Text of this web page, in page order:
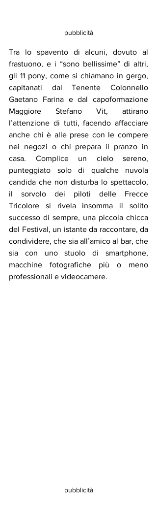
pubblicità
Tra lo spavento di alcuni, dovuto al
frastuono, e i “sono bellissime” di altri,
gli 11 pony, come si chiamano in gergo,
capitanati dal Tenente Colonnello
Gaetano Farina e dal capoformazione
Maggiore Stefano Vit, attirano
l’attenzione di tutti, facendo affacciare
anche chi è alle prese con le compere
nei negozi o chi prepara il pranzo in
casa. Complice un cielo sereno,
punteggiato solo di qualche nuvola
candida che non disturba lo spettacolo,
il sorvolo dei piloti delle Frecce
Tricolore si rivela insomma il solito
successo di sempre, una piccola chicca
del Festival, un istante da raccontare, da
condividere, che sia all’amico al bar, che
sia con uno stuolo di smartphone,
macchine fotografiche più o meno
professionali e videocamere.
pubblicità